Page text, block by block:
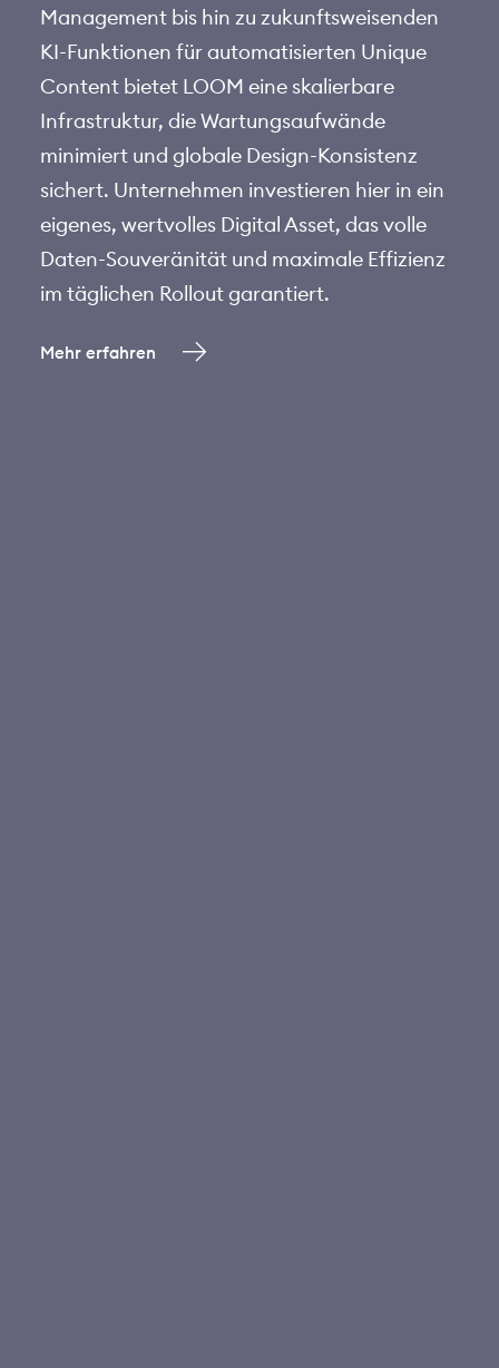
Management bis hin zu zukunftsweisenden
KI-Funktionen für automatisierten Unique
Content bietet LOOM eine skalierbare
Infrastruktur, die Wartungsaufwände
minimiert und globale Design-Konsistenz
sichert. Unternehmen investieren hier in ein
eigenes, wertvolles Digital Asset, das volle
Daten-Souveränität und maximale Effizienz
im täglichen Rollout garantiert.
Mehr erfahren →